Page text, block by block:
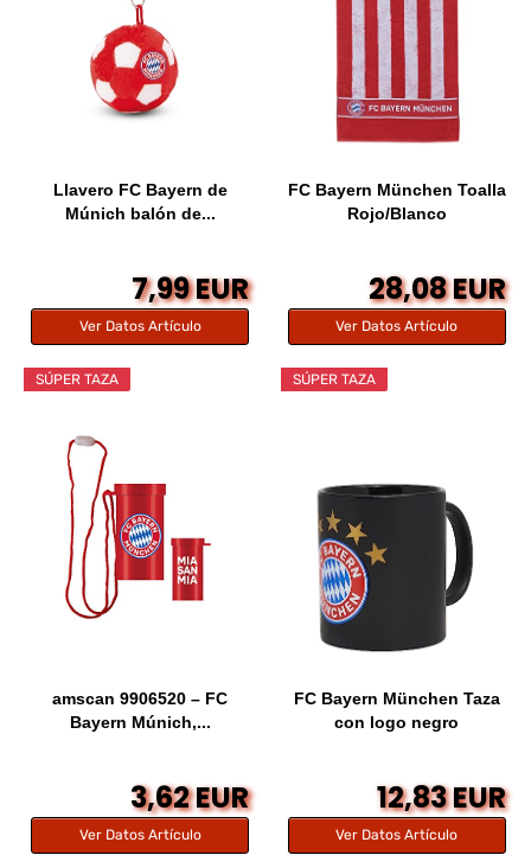
Llavero FC Bayern de
Múnich balón de...
7,99 EUR
Ver Datos Artículo
FC Bayern München Toalla
Rojo/Blanco
28,08 EUR
Ver Datos Artículo
SÚPER TAZA
amscan 9906520 – FC
Bayern Múnich,...
3,62 EUR
Ver Datos Artículo
SÚPER TAZA
FC Bayern München Taza
con logo negro
12,83 EUR
Ver Datos Artículo